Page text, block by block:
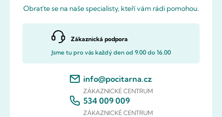
Obraťte se na naše specialisty, kteří vám rádi pomohou.
Zákaznická podpora
Jsme tu pro vás každý den od 9.00 do 16.00
info@pocitarna.cz
ZÁKAZNICKÉ CENTRUM
534 009 009
ZÁKAZNICKÉ CENTRUM